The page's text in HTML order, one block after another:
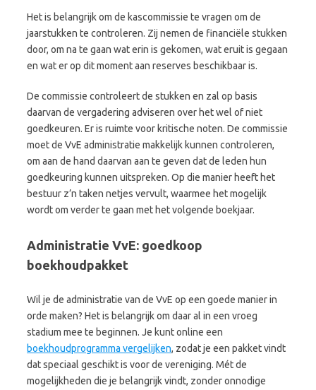
Het is belangrijk om de kascommissie te vragen om de
jaarstukken te controleren. Zij nemen de financiële stukken
door, om na te gaan wat erin is gekomen, wat eruit is gegaan
en wat er op dit moment aan reserves beschikbaar is.
De commissie controleert de stukken en zal op basis
daarvan de vergadering adviseren over het wel of niet
goedkeuren. Er is ruimte voor kritische noten. De commissie
moet de VvE administratie makkelijk kunnen controleren,
om aan de hand daarvan aan te geven dat de leden hun
goedkeuring kunnen uitspreken. Op die manier heeft het
bestuur z’n taken netjes vervult, waarmee het mogelijk
wordt om verder te gaan met het volgende boekjaar.
Administratie VvE: goedkoop
boekhoudpakket
Wil je de administratie van de VvE op een goede manier in
orde maken? Het is belangrijk om daar al in een vroeg
stadium mee te beginnen. Je kunt online een
boekhoudprogramma vergelijken, zodat je een pakket vindt
dat speciaal geschikt is voor de vereniging. Mét de
mogelijkheden die je belangrijk vindt, zonder onnodige